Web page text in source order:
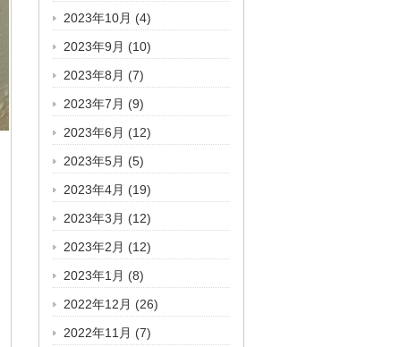
2023年10月 (4)
2023年9月 (10)
2023年8月 (7)
2023年7月 (9)
2023年6月 (12)
2023年5月 (5)
2023年4月 (19)
2023年3月 (12)
2023年2月 (12)
2023年1月 (8)
2022年12月 (26)
2022年11月 (7)